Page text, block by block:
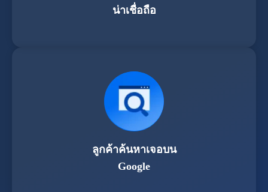
น่าเชื่อถือ
ลูกค้าค้นหาเจอบน
Google